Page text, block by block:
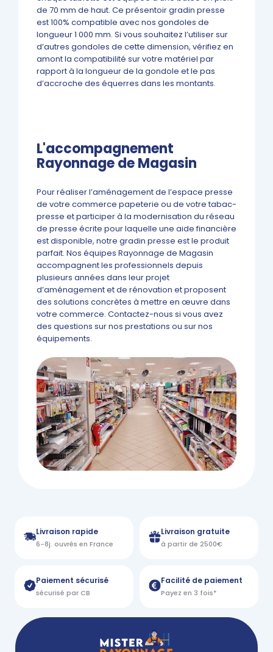
de 70 mm de haut. Ce présentoir gradin presse
est 100% compatible avec nos gondoles de
longueur 1 000 mm. Si vous souhaitez l’utiliser sur
d’autres gondoles de cette dimension, vérifiez en
amont la compatibilité sur votre matériel par
rapport à la longueur de la gondole et le pas
d’accroche des équerres dans les montants.
L'accompagnement
Rayonnage de Magasin
Pour réaliser l’aménagement de l’espace presse
de votre commerce papeterie ou de votre tabac-
presse et participer à la modernisation du réseau
de presse écrite pour laquelle une aide financière
est disponible, notre gradin presse est le produit
parfait. Nos équipes Rayonnage de Magasin
accompagnent les professionnels depuis
plusieurs années dans leur projet
d’aménagement et de rénovation et proposent
des solutions concrètes à mettre en œuvre dans
votre commerce. Contactez-nous si vous avez
des questions sur nos prestations ou sur nos
équipements.
Livraison rapide
6-8j. ouvrés en France
Livraison gratuite
à partir de 2500€
Paiement sécurisé
sécurisé par CB
Facilité de paiement
Payez en 3 fois*